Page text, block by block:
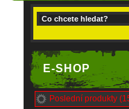
E-SHOP
Poslední produkty